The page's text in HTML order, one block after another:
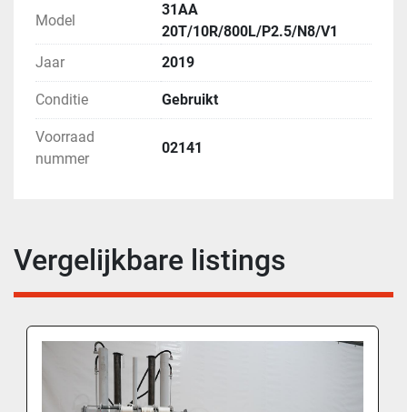
* Hoge warmte-efficiëntie
* Compact en onderhoudsvriendelijk ontwerp
* Geschikt voor continu industrieel gebruik
* Duurzame constructie voor lange levensduur
* Toepasbaar voor zowel koel- als
verwarmingsprocessen
Ideaal voor vervanging, uitbreiding of revisie van
Het complete set is uitgevoerd met 2 filter kasten
voor de lucht
Model
31AA
20T/10R/800L/P2.5/N8/V1
Jaar
2019
Conditie Gebruikt
Voorraad
nummer
02141
Vergelijkbare listings